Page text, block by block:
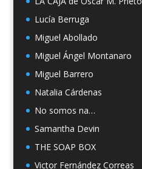
Lucía Berruga
Miguel Abollado
Miguel Ángel Montanaro
Miguel Barrero
Natalia Cárdenas
No somos na…
Samantha Devin
THE SOAP BOX
Victor Fernández Correas